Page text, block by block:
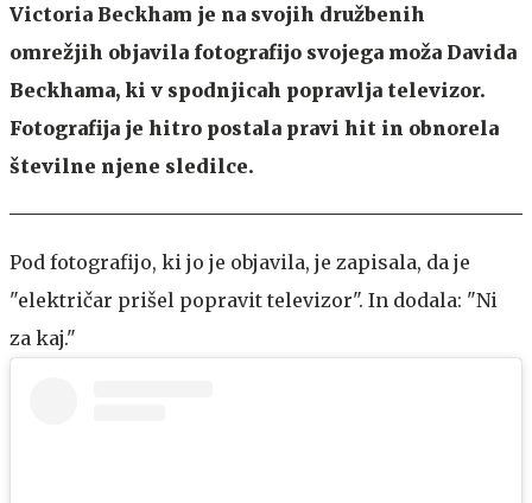
Victoria Beckham je na svojih družbenih
omrežjih objavila fotografijo svojega moža Davida
Beckhama, ki v spodnjicah popravlja televizor.
Fotografija je hitro postala pravi hit in obnorela
številne njene sledilce.
Pod fotografijo, ki jo je objavila, je zapisala, da je
"električar prišel popravit televizor". In dodala: "Ni
za kaj."